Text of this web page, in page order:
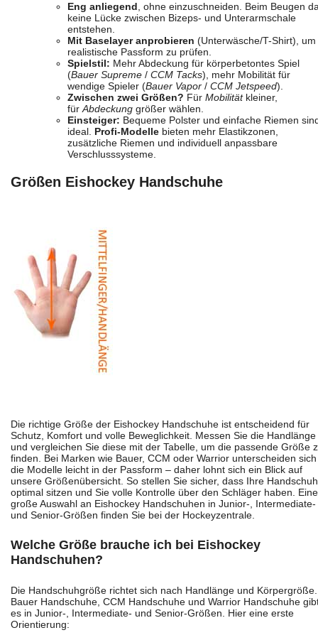
Eng anliegend , ohne einzuschneiden. Beim Beugen
keine Lücke zwischen Bizeps- und Unterarmschale
entstehen.
Mit Baselayer anprobieren (Unterwäsche/T-Shirt), um
realistische Passform zu prüfen.
Spielstil: Mehr Abdeckung für körperbetontes Spiel
(Bauer Supreme / CCM Tacks), mehr Mobilität für
wendige Spieler (Bauer Vapor / CCM Jetspeed).
Zwischen zwei Größen? Für Mobilitätkleiner,
für Abdeckung größer wählen.
Einsteiger: Bequeme Polster und einfache Riemen
ideal. Profi-Modelle bieten mehr Elastikzonen,
zusätzliche Riemen und individuell anpassbare
Verschlusssysteme.
Größen Eishockey Handschuhe
Die richtige Größe der Eishockey Handschuhe ist entscheidend für
Schutz, Komfort und volle Beweglichkeit. Messen Sie die Handlänge
und vergleichen Sie diese mit der Tabelle, um die passende Größe
finden. Bei Marken wie Bauer, CCM oder Warrior unterscheiden sich
die Modelle leicht in der Passform – daher lohnt sich ein Blick auf
unsere Größenübersicht. So stellen Sie sicher, dass Ihre
optimal sitzen und Sie volle Kontrolle über den Schläger haben. Eine
große Auswahl an Eishockey Handschuhen in Junior-, Intermediate-
und Senior-Größen finden Sie bei der Hockeyzentrale.
Welche Größe brauche ich bei Eishockey
Handschuhen?
Die Handschuhgröße richtet sich nach Handlänge und Körpergröße.
Bauer Handschuhe, CCM Handschuhe und Warrior Handschuhe
es in Junior-, Intermediate- und Senior-Größen. Hier eine erste
Orientierung: